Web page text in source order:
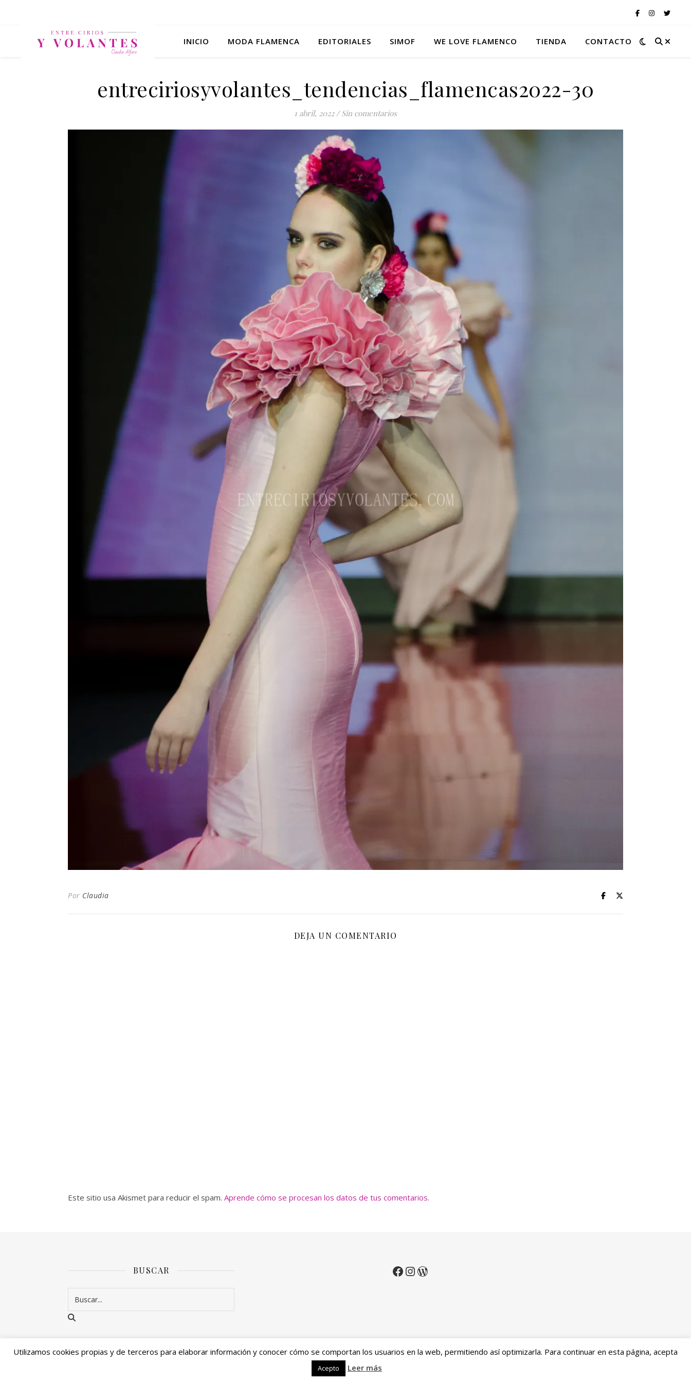
INICIO MODA FLAMENCA EDITORIALES SIMOF WE LOVE FLAMENCO TIENDA CONTACTO
entreciriosyvolantes_tendencias_flamencas2022-30
1 abril, 2022 / Sin comentarios
Por Claudia
DEJA UN COMENTARIO
Este sitio usa Akismet para reducir el spam. Aprende cómo se procesan los datos de tus comentarios.
BUSCAR
Política de privacidad Política de devoluciones y reembolsos
Utilizamos cookies propias y de terceros para elaborar información y conocer cómo se comportan los usuarios en la web, permitiendo así optimizarla. Para continuar en esta página, acepta
Acepto Leer más